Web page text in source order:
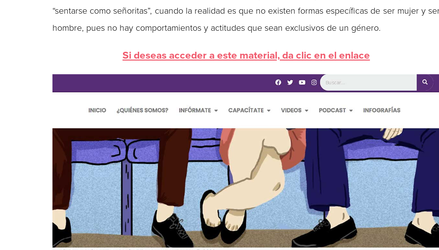
“sentarse como señoritas”, cuando la realidad es que no existen formas específicas de ser mujer y
hombre, pues no hay comportamientos y actitudes que sean exclusivos de un género.
Si deseas acceder a este material, da clic en el enlace